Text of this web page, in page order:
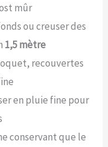
mûr
ou creuser des
1,5 mètre
recouvertes
en pluie fine pour
conservant que le